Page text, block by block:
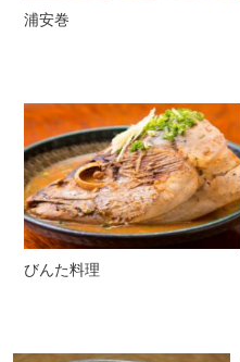
浦安巻
びんた料理